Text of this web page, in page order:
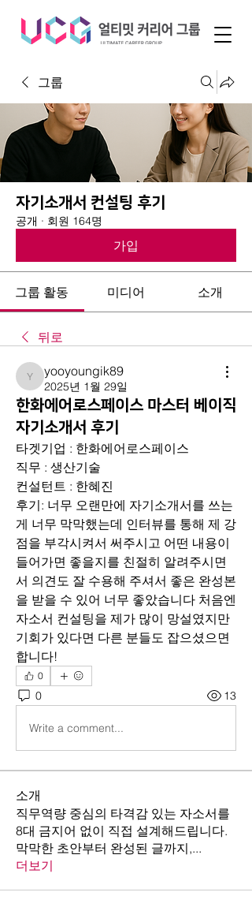
그룹
자기소개서 컨설팅 후기
공개 · 회원 164명
가입
그룹 활동 미디어 소개
뒤로
yooyoungik89
yooyoungik89
2025년 1월 29일
한화에어로스페이스 마스터 베이직
자기소개서 후기
타겟기업 : 한화에어로스페이스
직무 : 생산기술
컨설턴트 : 한혜진
후기: 너무 오랜만에 자기소개서를 쓰는
게 너무 막막했는데 인터뷰를 통해 제 강
점을 부각시켜서 써주시고 어떤 내용이
들어가면 좋을지를 친절히 알려주시면
서 의견도 잘 수용해 주셔서 좋은 완성본
을 받을 수 있어 너무 좋았습니다 처음엔
자소서 컨설팅을 제가 많이 망설였지만
기회가 있다면 다른 분들도 잡으셨으면
합니다!
0
0 13
Write a comment...
소개
직무역량 중심의 타격감 있는 자소서를
8대 금지어 없이 직접 설계해드립니다.
막막한 초안부터 완성된 글까지,...
더보기